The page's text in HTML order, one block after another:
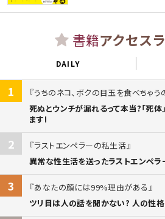
書籍アクセス
DAILY
1
うちのネコ、ボクの目玉を食べちゃう
死ぬとウンチが漏れるって本当?「死
ます!
2
ラストエンペラーの私生活
異常な性生活を送ったラストエンペラ
3
あなたの顔には99%理由がある
ツリ目は人の話を聞かない? 人の性格